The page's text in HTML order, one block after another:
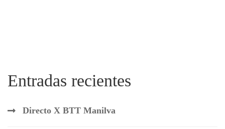
Entradas recientes
Directo X BTT Manilva